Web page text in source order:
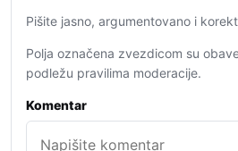
Pišite jasno, argumentovano i
Polja označena zvezdicom su
podležu pravilima moderacije.
Komentar